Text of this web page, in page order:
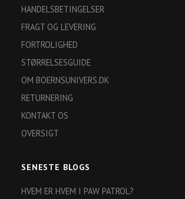
HANDELSBETINGELSER
FRAGT OG LEVERING
FORTROLIGHED
STØRRELSESGUIDE
OM BOERNSUNIVERS.DK
RETURNERING
KONTAKT OS
OVERSIGT
SENESTE BLOGS
HVEM ER HVEM I PAW PATROL?